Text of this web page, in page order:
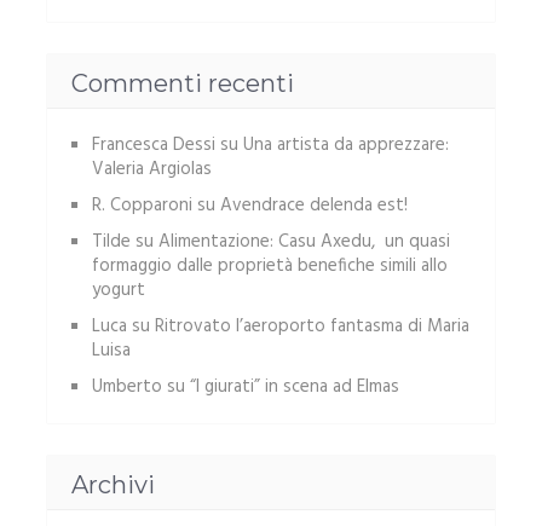
Commenti recenti
Francesca Dessi su Una artista da apprezzare:
Valeria Argiolas
R. Copparoni su Avendrace delenda est!
Tilde su Alimentazione: Casu Axedu, un quasi
formaggio dalle proprietà benefiche simili allo
yogurt
Luca su Ritrovato l’aeroporto fantasma di Maria
Luisa
Umberto su “I giurati” in scena ad Elmas
Archivi